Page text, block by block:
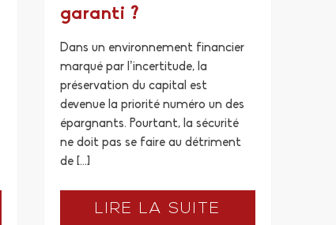
garanti ?
Dans un environnement financier
marqué par l’incertitude, la
préservation du capital est
devenue la priorité numéro un des
épargnants. Pourtant, la sécurité
ne doit pas se faire au détriment
de […]
LIRE LA SUITE